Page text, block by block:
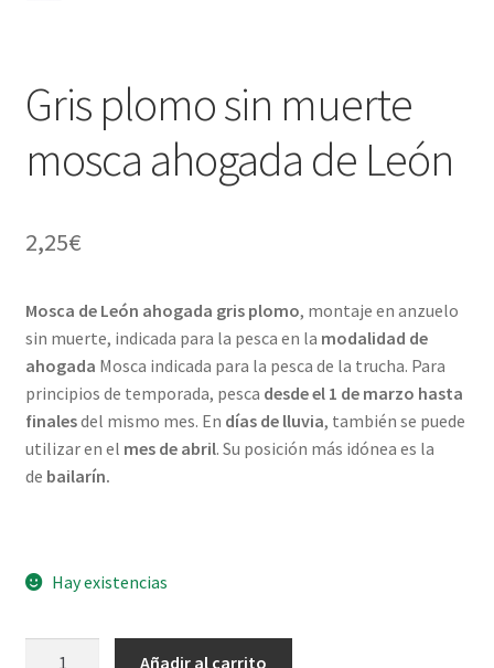
Gris plomo sin muerte
mosca ahogada de León
2,25€
Mosca de León ahogada gris plomo, montaje en anzuelo
sin muerte, indicada para la pesca en la modalidad de
ahogada Mosca indicada para la pesca de la trucha. Para
principios de temporada, pesca desde el 1 de marzo hasta
finalesdel mismo mes. En días de lluvia, también se puede
utilizar en el mes de abril. Su posición más idónea es la
de bailarín.
Hay existencias
Añadir al carrito